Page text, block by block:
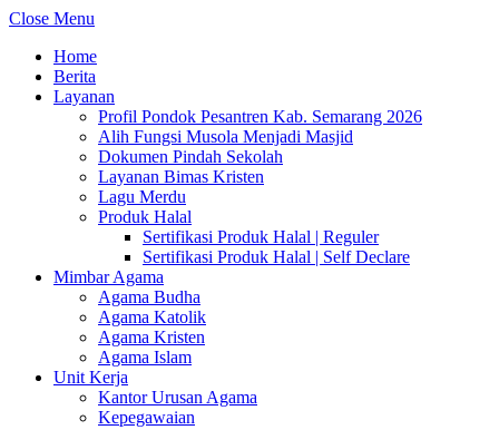
Close Menu
Home
Berita
Layanan
Profil Pondok Pesantren Kab. Semarang 2026
Alih Fungsi Musola Menjadi Masjid
Dokumen Pindah Sekolah
Layanan Bimas Kristen
Lagu Merdu
Produk Halal
Sertifikasi Produk Halal | Reguler
Sertifikasi Produk Halal | Self Declare
Mimbar Agama
Agama Budha
Agama Katolik
Agama Kristen
Agama Islam
Unit Kerja
Kantor Urusan Agama
Kepegawaian